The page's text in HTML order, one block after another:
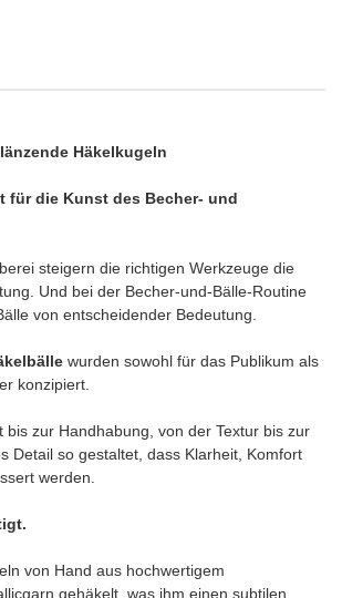
Häkelkugeln
für die Kunst des Becher- und
steigern die richtigen Werkzeuge die
Und bei der Becher-und-Bälle-Routine
von entscheidender Bedeutung.
wurden sowohl für das Publikum als
konzipiert.
bis zur Handhabung, von der Textur bis zur
Detail so gestaltet, dass Klarheit, Komfort
werden.
von Hand aus hochwertigem
gehäkelt, was ihm einen subtilen